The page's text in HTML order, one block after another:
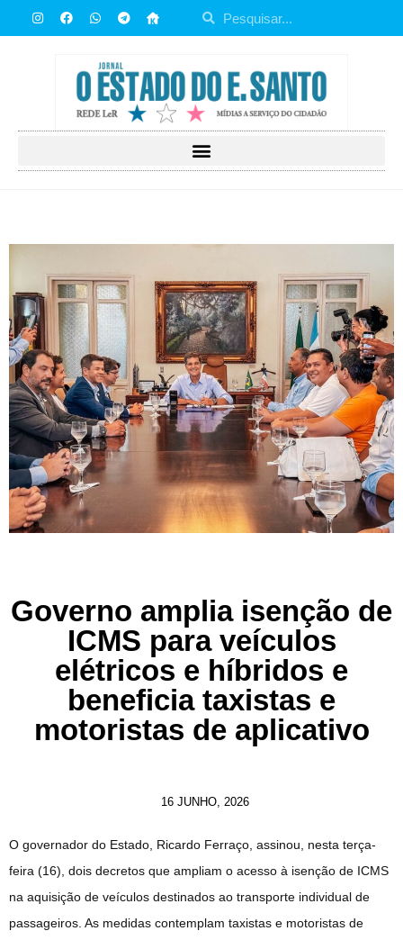
Governo amplia isenção de
ICMS para veículos
elétricos e híbridos e
beneficia taxistas e
motoristas de aplicativo
16 JUNHO, 2026
O governador do Estado, Ricardo Ferraço, assinou, nesta terça-
feira (16), dois decretos que ampliam o acesso à isenção de ICMS
na aquisição de veículos destinados ao transporte individual de
passageiros. As medidas contemplam taxistas e motoristas de